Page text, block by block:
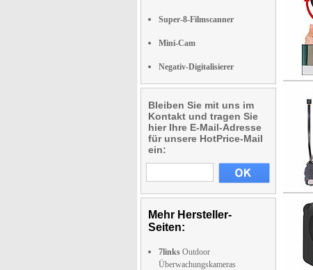
Super-8-Filmscanner
Mini-Cam
Negativ-Digitalisierer
Bleiben Sie mit uns im
Kontakt und tragen Sie
hier Ihre E-Mail-Adresse
für unsere HotPrice-Mail
ein:
Mehr Hersteller-
Seiten:
7links Outdoor
Überwachungskameras